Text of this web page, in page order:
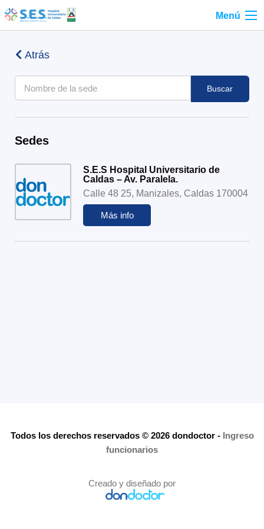
Menú
Atrás
Buscar
Sedes
S.E.S Hospital Universitario de
Caldas – Av. Paralela.
Calle 48 25, Manizales, Caldas 170004
Más info
Todos los derechos reservados © 2026 dondoctor - Ingreso
funcionarios
Creado y diseñado por